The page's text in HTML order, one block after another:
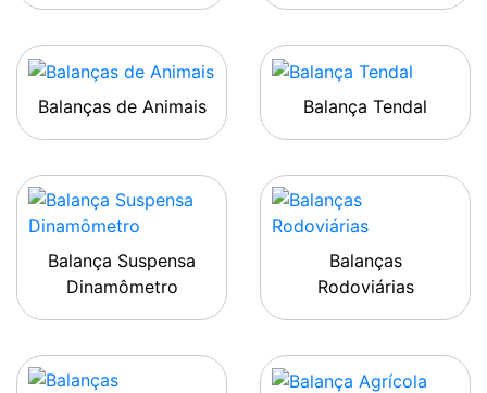
Balanças de Animais Balança Tendal
Balança Suspensa
Dinamômetro
Balanças
Rodoviárias